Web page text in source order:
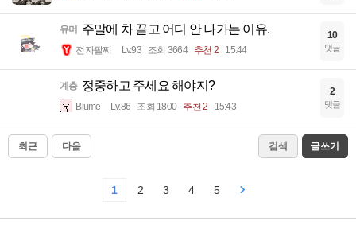
유머 주말에 차 끌고 어디 안 나가는 이유.
전자팔찌 Lv.93 조회 3664 추천 2 15:44
10
댓글
계층 정중하고 주세요 해야지?
Blume Lv.86 조회 1800 추천 2 15:43
2
댓글
최근 다음 검색 글쓰기
1 2 3 4 5